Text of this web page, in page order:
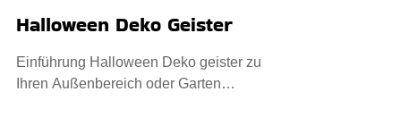
Halloween Deko Geister
Einführung Halloween Deko geister zu
Ihren Außenbereich oder Garten